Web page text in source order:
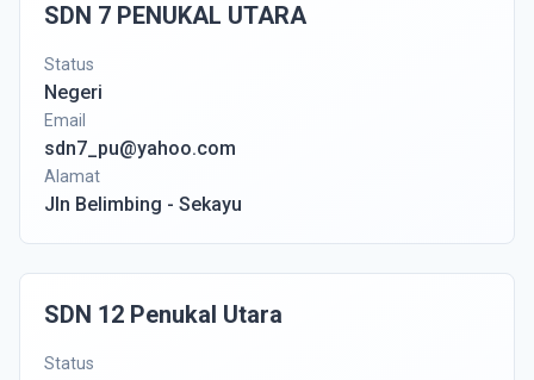
SDN 7 PENUKAL UTARA
Status
Negeri
Email
sdn7_pu@yahoo.com
Alamat
Jln Belimbing - Sekayu
SDN 12 Penukal Utara
Status